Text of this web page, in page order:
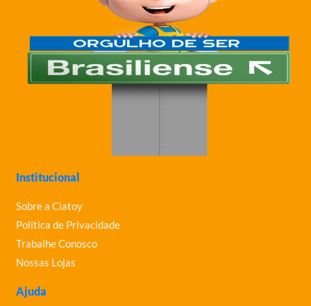
Institucional
Sobre a Ciatoy
Política de Privacidade
Trabalhe Conosco
Nossas Lojas
Ajuda